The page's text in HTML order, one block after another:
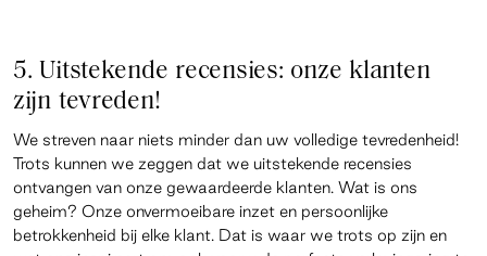
5. Uitstekende recensies: onze klanten
zijn tevreden!
We streven naar niets minder dan uw volledige tevredenheid!
Trots kunnen we zeggen dat we uitstekende recensies
ontvangen van onze gewaardeerde klanten. Wat is ons
geheim? Onze onvermoeibare inzet en persoonlijke
betrokkenheid bij elke klant. Dat is waar we trots op zijn en